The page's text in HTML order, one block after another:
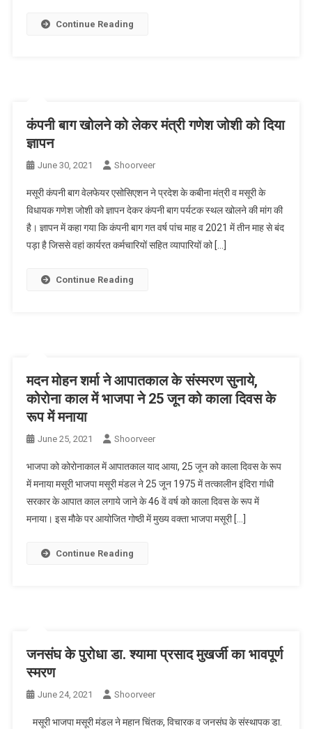
Continue Reading
कंपनी बाग खोलने को लेकर मंत्री गणेश जोशी को दिया
ज्ञापन
June 30, 2021 Shoorveer
मसूरी कंपनी बाग वेलफेयर एसोसिएशन ने प्रदेश के कबीना मंत्री व मसूरी के
विधायक गणेश जोशी को ज्ञापन देकर कंपनी बाग पर्यटक स्थल खोलने की मांग की
है। ज्ञापन में कहा गया कि कंपनी बाग गत वर्ष पांच माह व 2021 में तीन माह से बंद
पड़ा है जिससे वहां कार्यरत कर्मचारियों सहित व्यापारियों को […]
Continue Reading
मदन मोहन शर्मा ने आपातकाल के संस्मरण सुनाये,
कोरोना काल में भाजपा ने 25 जून को काला दिवस के
रूप में मनाया
June 25, 2021 Shoorveer
भाजपा को कोरोनाकाल में आपातकाल याद आया, 25 जून को काला दिवस के रूप
में मनाया मसूरी भाजपा मसूरी मंडल ने 25 जून 1975 में तत्कालीन इंदिरा गांधी
सरकार के आपात काल लगाये जाने के 46 वें वर्ष को काला दिवस के रूप में
मनाया। इस मौके पर आयोजित गोष्ठी में मुख्य वक्ता भाजपा मसूरी […]
Continue Reading
जनसंघ के पुरोधा डा. श्यामा प्रसाद मुखर्जी का भावपूर्ण
स्मरण
June 24, 2021 Shoorveer
मसूरी भाजपा मसूरी मंडल ने महान चिंतक, विचारक व जनसंघ के संस्थापक डा.